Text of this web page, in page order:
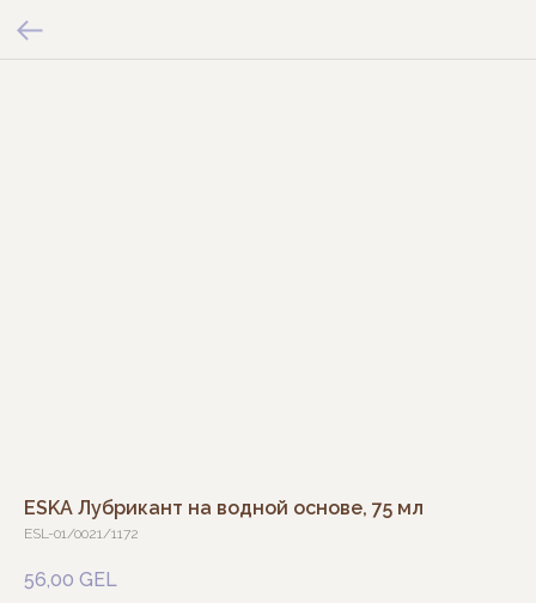
ESKA Лубрикант на водной основе, 75 мл
ESL-01/0021/1172
56,00 GEL